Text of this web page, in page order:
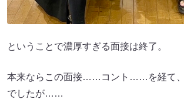
ということで濃厚すぎる面接は終了。
本来ならこの面接……コント……を経て、
でしたが……